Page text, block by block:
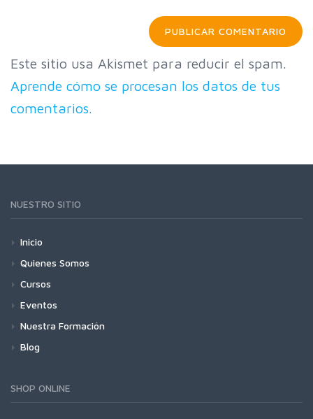
Este sitio usa Akismet para reducir el spam.
Aprende cómo se procesan los datos de tus
comentarios.
NUESTRO SITIO
Inicio
Quienes Somos
Cursos
Eventos
Nuestra Formación
Blog
SHOP ONLINE